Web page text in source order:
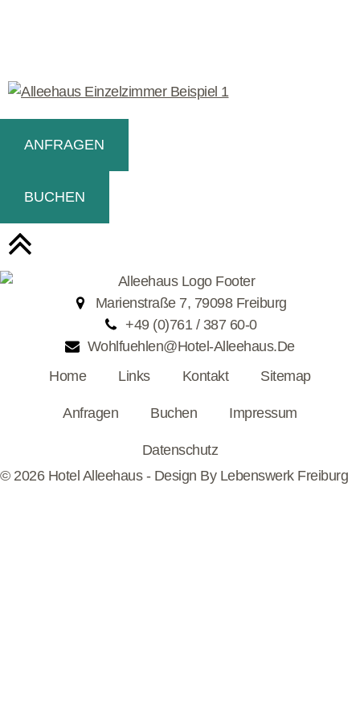
ANFRAGEN
BUCHEN
Marienstraße 7, 79098 Freiburg
+49 (0)761 / 387 60-0
Wohlfuehlen@hotel-Alleehaus.de
Home
Links Kontakt Sitemap
Anfragen Buchen Impressum
Datenschutz
© 2026 Hotel Alleehaus - Design By Lebenswerk Freiburg